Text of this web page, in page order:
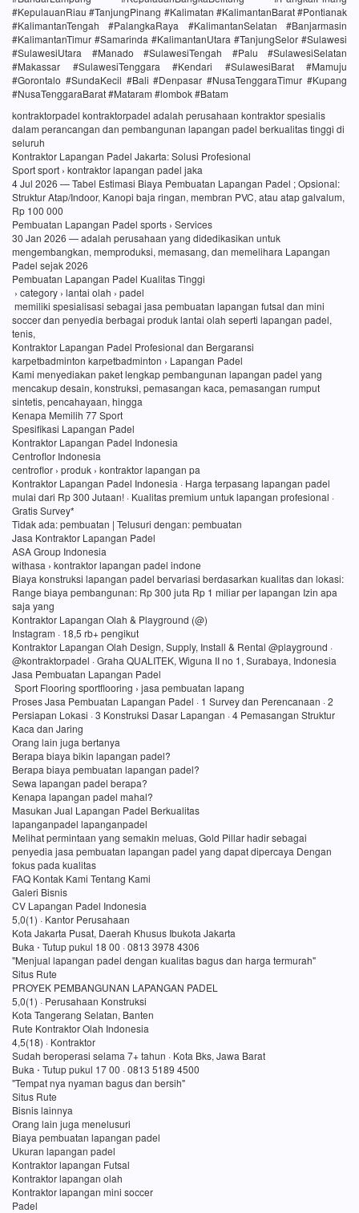
#KepulauanRiau #TanjungPinang #Kalimatan #KalimantanBarat #Pontianak
#KalimantanTengah #PalangkaRaya #KalimantanSelatan #Banjarmasin
#KalimantanTimur #Samarinda #KalimantanUtara #TanjungSelor #Sulawesi
#SulawesiUtara #Manado #SulawesiTengah #Palu #SulawesiSelatan
#Makassar #SulawesiTenggara #Kendari #SulawesiBarat #Mamuju
#Gorontalo #SundaKecil #Bali #Denpasar #NusaTenggaraTimur #Kupang
#NusaTenggaraBarat #Mataram #lombok #Batam
kontraktorpadel kontraktorpadel adalah perusahaan kontraktor spesialis
dalam perancangan dan pembangunan lapangan padel berkualitas tinggi di
seluruh
Kontraktor Lapangan Padel Jakarta: Solusi Profesional
Sport sport › kontraktor lapangan padel jaka
4 Jul 2026 — Tabel Estimasi Biaya Pembuatan Lapangan Padel ; Opsional:
Struktur Atap/Indoor, Kanopi baja ringan, membran PVC, atau atap galvalum,
Rp 100 000
Pembuatan Lapangan Padel sports › Services
30 Jan 2026 — adalah perusahaan yang didedikasikan untuk
mengembangkan, memproduksi, memasang, dan memelihara Lapangan
Padel sejak 2026
Pembuatan Lapangan Padel Kualitas Tinggi
› category › lantai olah › padel
memiliki spesialisasi sebagai jasa pembuatan lapangan futsal dan mini
soccer dan penyedia berbagai produk lantai olah seperti lapangan padel,
tenis,
Kontraktor Lapangan Padel Profesional dan Bergaransi
karpetbadminton karpetbadminton › Lapangan Padel
Kami menyediakan paket lengkap pembangunan lapangan padel yang
mencakup desain, konstruksi, pemasangan kaca, pemasangan rumput
sintetis, pencahayaan, hingga
Kenapa Memilih 77 Sport
Spesifikasi Lapangan Padel
Kontraktor Lapangan Padel Indonesia
Centroflor Indonesia
centroflor › produk › kontraktor lapangan pa
Kontraktor Lapangan Padel Indonesia · Harga terpasang lapangan padel
mulai dari Rp 300 Jutaan! · Kualitas premium untuk lapangan profesional ·
Gratis Survey*
Tidak ada: pembuatan ‎| Telusuri dengan: pembuatan
Jasa Kontraktor Lapangan Padel
ASA Group Indonesia
withasa › kontraktor lapangan padel indone
Biaya konstruksi lapangan padel bervariasi berdasarkan kualitas dan lokasi:
Range biaya pembangunan: Rp 300 juta Rp 1 miliar per lapangan Izin apa
saja yang
Kontraktor Lapangan Olah & Playground (@)
Instagram · 18,5 rb+ pengikut
Kontraktor Lapangan Olah Design, Supply, Install & Rental @playground ·
@kontraktorpadel · Graha QUALITEK, Wiguna II no 1, Surabaya, Indonesia
Jasa Pembuatan Lapangan Padel
Sport Flooring sportflooring › jasa pembuatan lapang
Proses Jasa Pembuatan Lapangan Padel · 1 Survey dan Perencanaan · 2
Persiapan Lokasi · 3 Konstruksi Dasar Lapangan · 4 Pemasangan Struktur
Kaca dan Jaring
Orang lain juga bertanya
Berapa biaya bikin lapangan padel?
Berapa biaya pembuatan lapangan padel?
Sewa lapangan padel berapa?
Kenapa lapangan padel mahal?
Masukan Jual Lapangan Padel Berkualitas
lapanganpadel lapanganpadel
Melihat permintaan yang semakin meluas, Gold Pillar hadir sebagai
penyedia jasa pembuatan lapangan padel yang dapat dipercaya Dengan
fokus pada kualitas
FAQ Kontak Kami Tentang Kami
Galeri Bisnis
CV Lapangan Padel Indonesia
5,0(1) · Kantor Perusahaan
Kota Jakarta Pusat, Daerah Khusus Ibukota Jakarta
Buka ⋅ Tutup pukul 18 00 · 0813 3978 4306
"Menjual lapangan padel dengan kualitas bagus dan harga termurah"
Situs Rute
PROYEK PEMBANGUNAN LAPANGAN PADEL
5,0(1) · Perusahaan Konstruksi
Kota Tangerang Selatan, Banten
Rute Kontraktor Olah Indonesia
4,5(18) · Kontraktor
Sudah beroperasi selama 7+ tahun · Kota Bks, Jawa Barat
Buka ⋅ Tutup pukul 17 00 · 0813 5189 4500
"Tempat nya nyaman bagus dan bersih"
Situs Rute
Bisnis lainnya
Orang lain juga menelusuri
Biaya pembuatan lapangan padel
Ukuran lapangan padel
Kontraktor lapangan Futsal
Kontraktor lapangan olah
Kontraktor lapangan mini soccer
Padel